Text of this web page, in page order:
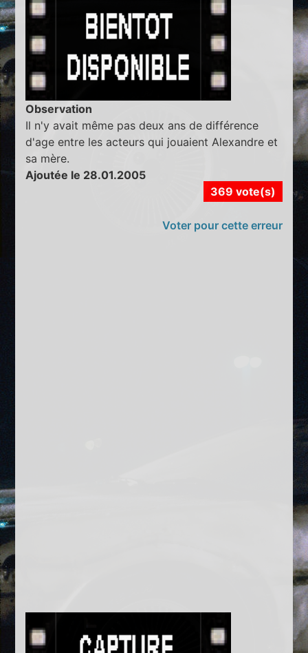
Observation
Il n'y avait même pas deux ans de différence
d'age entre les acteurs qui jouaient Alexandre et
sa mère.
Ajoutée le 28.01.2005
369 vote(s)
Voter pour cette erreur